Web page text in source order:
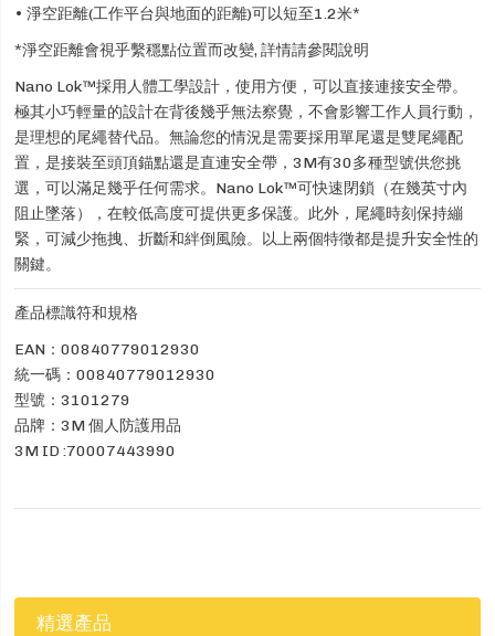
• 淨空距離(工作平台與地面的距離)可以短至1.2米*
*淨空距離會視乎繫穩點位置而改變, 詳情請參閱說明
Nano Lok™採用人體工學設計，使用方便，可以直接連接安全帶。
極其小巧輕量的設計在背後幾乎無法察覺，不會影響工作人員行動，
是理想的尾繩替代品。無論您的情況是需要採用單尾還是雙尾繩配
置，是接裝至頭頂錨點還是直連安全帶，3M有30多種型號供您挑
選，可以滿足幾乎任何需求。Nano Lok™可快速閉鎖（在幾英寸內
阻止墜落），在較低高度可提供更多保護。此外，尾繩時刻保持繃
緊，可減少拖拽、折斷和絆倒風險。以上兩個特徵都是提升安全性的
關鍵。
產品標識符和規格
EAN：00840779012930
統一碼：00840779012930
型號：3101279
品牌：3M 個人防護用品
3M ID :70007443990
精選產品